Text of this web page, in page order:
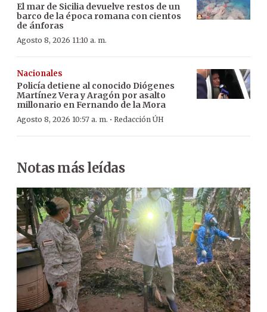
El mar de Sicilia devuelve restos de un
barco de la época romana con cientos
de ánforas
Agosto 8, 2026 11:10 a. m.
Nacionales
Policía detiene al conocido Diógenes
Martínez Vera y Aragón por asalto
millonario en Fernando de la Mora
Agosto 8, 2026 10:57 a. m. · Redacción ÚH
Notas más leídas